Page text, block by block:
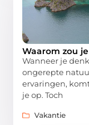
Waarom zou
Wanneer je
ongerepte
ervaringen,
je op. Toch
Vakantie